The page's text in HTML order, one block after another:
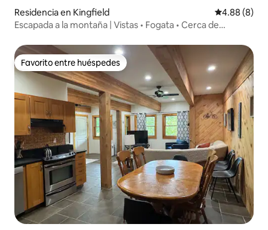
Residencia en Kingfield Calificación
4.88 (8)
Escapada a la montaña | Vistas • Fogata • Cerca de
Favorito entre huéspedes
Favorito entre huéspedes